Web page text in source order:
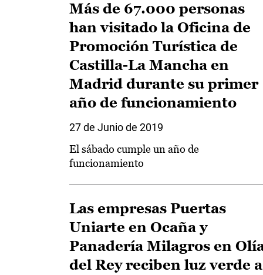
Más de 67.000 personas
han visitado la Oficina de
Promoción Turística de
Castilla-La Mancha en
Madrid durante su primer
año de funcionamiento
27 de Junio de 2019
El sábado cumple un año de
funcionamiento
Las empresas Puertas
Uniarte en Ocaña y
Panadería Milagros en
del Rey reciben luz verde a